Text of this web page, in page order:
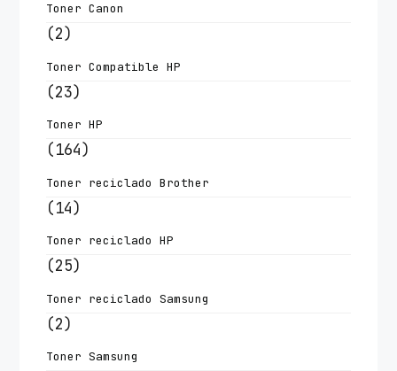
Toner Canon
(2)
Toner Compatible HP
(23)
Toner HP
(164)
Toner reciclado Brother
(14)
Toner reciclado HP
(25)
Toner reciclado Samsung
(2)
Toner Samsung